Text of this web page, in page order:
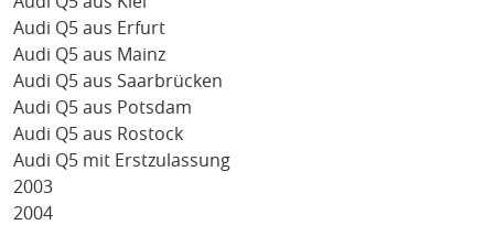
Audi Q5 aus Erfurt
Audi Q5 aus Mainz
Audi Q5 aus Saarbrücken
Audi Q5 aus Potsdam
Audi Q5 aus Rostock
Audi Q5 mit Erstzulassung
2003
2004